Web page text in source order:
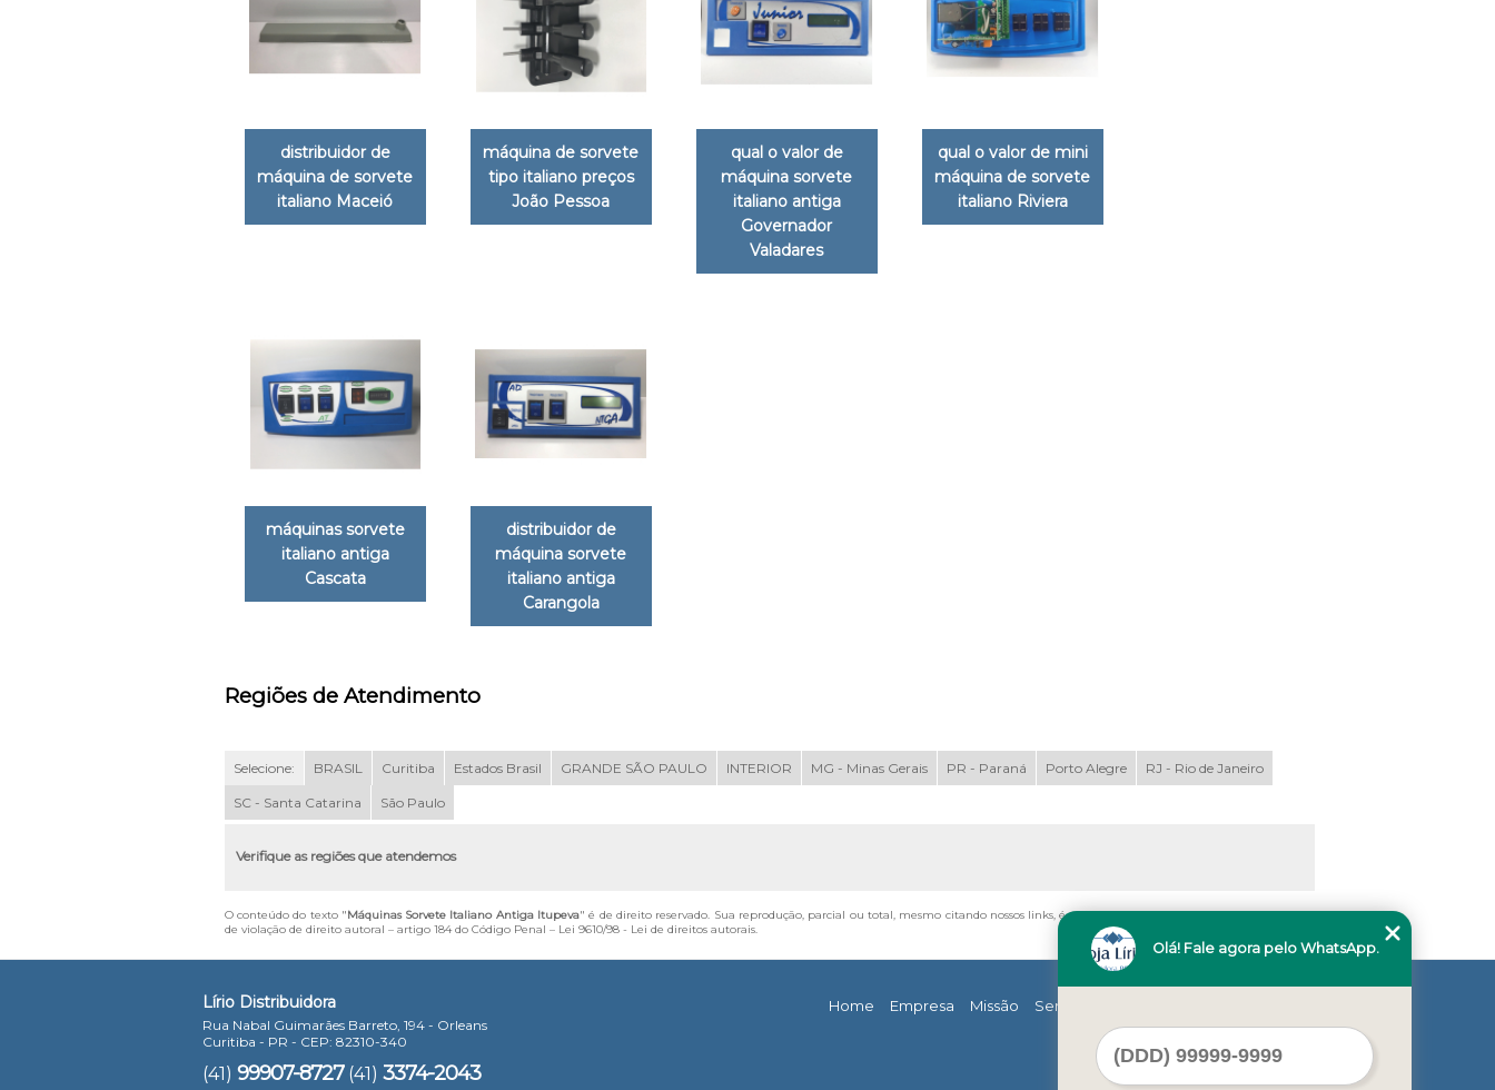
distribuidor de
máquina de sorvete
italiano Maceió
máquina de sorvete
tipo italiano preços
João Pessoa
qual o valor de
máquina sorvete
italiano antiga
Governador
Valadares
qual o valor de mini
máquina de sorvete
italiano Riviera
máquinas sorvete
italiano antiga
Cascata
distribuidor de
máquina sorvete
italiano antiga
Carangola
Regiões de Atendimento
Selecione: BRASIL Curitiba Estados Brasil GRANDE SÃO PAULO INTERIOR MG - Minas Gerais PR - Paraná Porto Alegre RJ - Rio de Janeiro
SC - Santa Catarina São Paulo
Verifique as regiões que atendemos
O conteúdo do texto "Máquinas Sorvete Italiano Antiga Itupeva" é de direito reservado. Sua reprodução, parcial ou total, mesmo citando nossos links, é proibida sem a autorização do autor. Crime
de violação de direito autoral – artigo 184 do Código Penal – Lei 9610/98 - Lei de direitos autorais.
Lírio Distribuidora
Rua Nabal Guimarães Barreto, 194 - Orleans
Curitiba - PR - CEP: 82310-340
(41) 99907-8727 (41) 3374-2043
Home Empresa Missão Serviços
Olá! Fale agora pelo WhatsApp.